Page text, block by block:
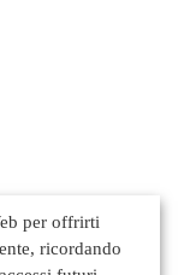
per offrirti
ricordando